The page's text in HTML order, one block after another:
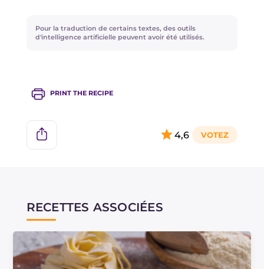
Pour une version encore plus aromatique, vous
Pour la traduction de certains textes, des outils
d'intelligence artificielle peuvent avoir été utilisés.
PRINT THE RECIPE
4,6
RECETTES ASSOCIÉES